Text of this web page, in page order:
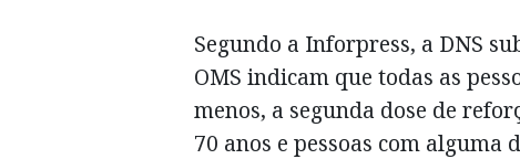
Segundo a Inforpress, a DNS
OMS indicam que todas as
menos, a segunda dose de
70 anos e pessoas com alguma